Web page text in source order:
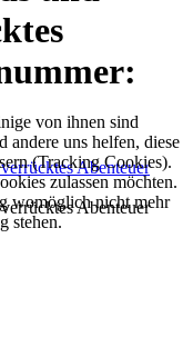
von ihnen sind
andere uns helfen, diese
(Tracking Cookies).
zulassen möchten.
womöglich nicht mehr
stehen.